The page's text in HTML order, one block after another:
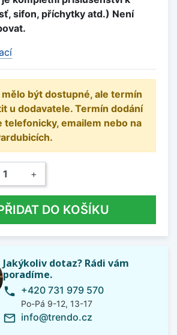
sifon, příchytky atd.) Není
být dostupné, ale termín
u dodavatele. Termín dodání
telefonicky, emailem nebo na
+
DO KOŠÍKU
Jakýkoliv dotaz? Rádi vám
poradíme.
phone +420 731 979 570
Po-Pá 9-12, 13-17
mail_outline info@trendo.cz